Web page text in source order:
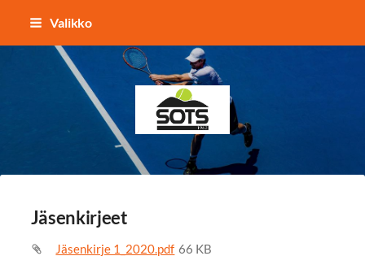
Siirry
sisältöön
Valikko
Sotkamon Tennisseura
Jäsenkirjeet
Jäsenkirje 1_2020.pdf 66 KB